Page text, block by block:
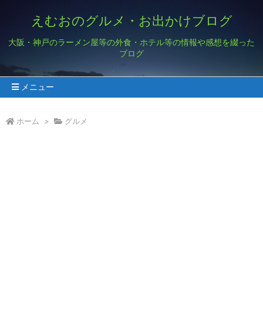
えむおのグルメ・お出かけブログ
大阪・神戸のラーメン屋等の外食・ホテル等の情報や感想を綴った
ブログ
メニュー
ホーム > グルメ